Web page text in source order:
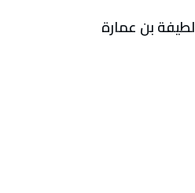
لطيفة بن عمارة